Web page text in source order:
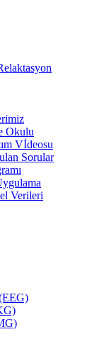
Okulu
Vİdeosu
Sorular
Verileri